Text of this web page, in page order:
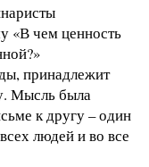
«В чем ценность
принадлежит
Мысль была
к другу – один
людей и во все